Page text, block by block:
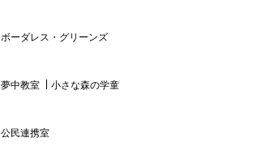
ボーダレス・グリーンズ
夢中教室 小さな森の学童
公民連携室